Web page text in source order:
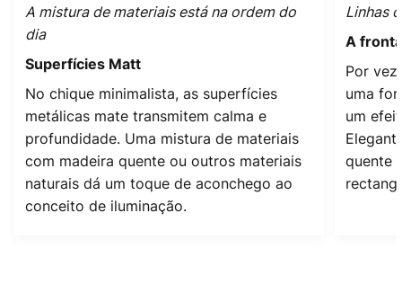
A mistura de materiais está na ordem do
dia
Superfícies Matt
No chique minimalista, as superfícies
metálicas mate transmitem calma e
profundidade. Uma mistura de materiais
com madeira quente ou outros materiais
naturais dá um toque de aconchego ao
conceito de iluminação.
Linhas
A
Por
uma
um
quente